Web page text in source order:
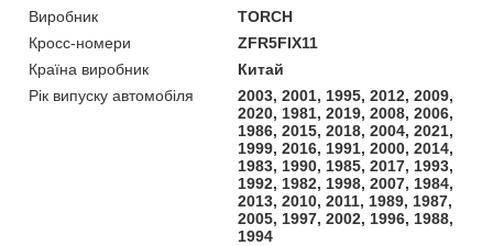
Виробник
TORCH
Кросс-номери
ZFR5FIX11
Країна виробник
Китай
Рік випуску автомобіля
2003, 2001, 1995, 2012, 2009,
2020, 1981, 2019, 2008, 2006,
1986, 2015, 2018, 2004, 2021,
1999, 2016, 1991, 2000, 2014,
1983, 1990, 1985, 2017, 1993,
1992, 1982, 1998, 2007, 1984,
2013, 2010, 2011, 1989, 1987,
2005, 1997, 2002, 1996, 1988,
1994